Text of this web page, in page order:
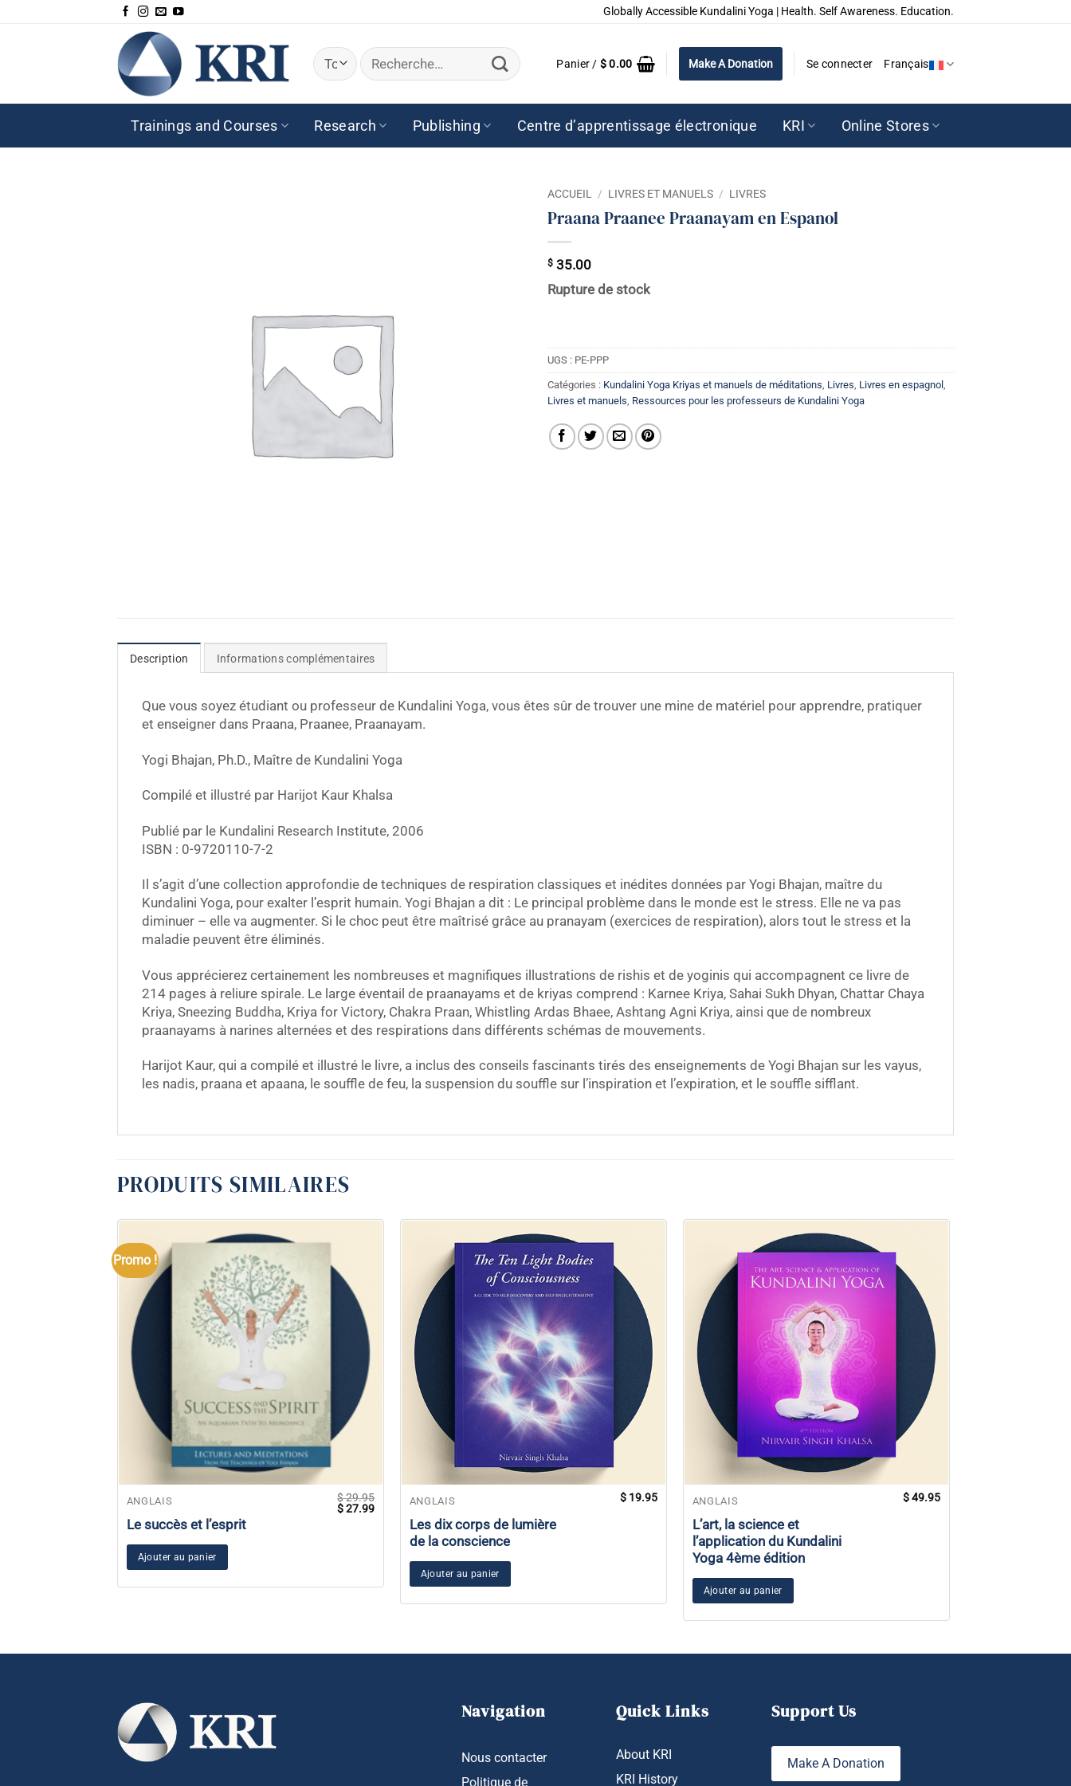
Globally Accessible Kundalini Yoga | Health. Self Awareness. Education.
Recherche
pour :
Panier / $0.00 Make A Donation Se connecter Français
Trainings and Courses Research Publishing Centre d’apprentissage électronique KRI Online Stores
ACCUEIL / LIVRES ET MANUELS / LIVRES
Praana Praanee Praanayam en Espanol
$ 35.00
Rupture de stock
UGS : PE-PPP
Catégories : Kundalini Yoga Kriyas et manuels de méditations, Livres, Livres en espagnol ,
Livres et manuels, Ressources pour les professeurs de Kundalini Yoga
Description Informations complémentaires
Que vous soyez étudiant ou professeur de Kundalini Yoga, vous êtes sûr de trouver une mine de matériel pour apprendre, pratiquer
et enseigner dans Praana, Praanee, Praanayam.
Yogi Bhajan, Ph.D., Maître de Kundalini Yoga
Compilé et illustré par Harijot Kaur Khalsa
Publié par le Kundalini Research Institute, 2006
ISBN : 0-9720110-7-2
Il s’agit d’une collection approfondie de techniques de respiration classiques et inédites données par Yogi Bhajan, maître du
Kundalini Yoga, pour exalter l’esprit humain. Yogi Bhajan a dit : Le principal problème dans le monde est le stress. Elle ne va pas
diminuer – elle va augmenter. Si le choc peut être maîtrisé grâce au pranayam (exercices de respiration), alors tout le stress et la
maladie peuvent être éliminés.
Vous apprécierez certainement les nombreuses et magnifiques illustrations de rishis et de yoginis qui accompagnent ce livre de
214 pages à reliure spirale. Le large éventail de praanayams et de kriyas comprend : Karnee Kriya, Sahai Sukh Dhyan, Chattar Chaya
Kriya, Sneezing Buddha, Kriya for Victory, Chakra Praan, Whistling Ardas Bhaee, Ashtang Agni Kriya, ainsi que de nombreux
praanayams à narines alternées et des respirations dans différents schémas de mouvements.
Harijot Kaur, qui a compilé et illustré le livre, a inclus des conseils fascinants tirés des enseignements de Yogi Bhajan sur les vayus,
les nadis, praana et apaana, le souffle de feu, la suspension du souffle sur l’inspiration et l’expiration, et le souffle sifflant.
PRODUITS SIMILAIRES
Promo !
ANGLAIS
Le succès et l’esprit
$29.95
Le
$27.99Le
Ajouter au panier
ANGLAIS
Les dix corps de lumière
de la conscience
$ 19.95
Ajouter au panier
ANGLAIS
L’art, la science et
l’application du Kundalini
Yoga 4ème édition
$49.95
Ajouter au panier
Navigation
Nous contacter
Politique de
Quick Links
About KRI
KRI History
Support Us
Make A Donation